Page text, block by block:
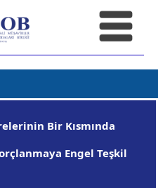
Bir Kısmında
Engel Teşkil